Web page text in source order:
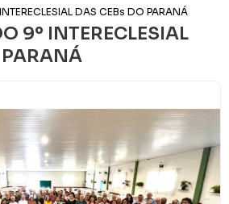
DAS CEBs DO PARANÁ
9º INTERECLESIAL
PARANÁ